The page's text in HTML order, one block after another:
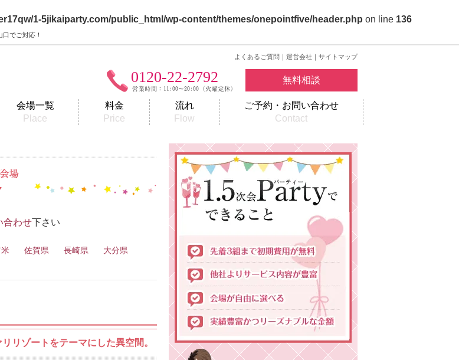
1-5jikaiparty.com/public_html/wp-content/themes/onepointfive/header.php on line 136
でご対応！
｜ サイトマップ
｜ 運営会社
よくあるご質問
0120-22-2792 無料相談
会場一覧
Place
料金
Price
流れ
Flow
ご予約・お問い合わせ
Contact
合わせ下さい
佐賀県 長崎県
大分県
リゾートをテーマにした異空間。